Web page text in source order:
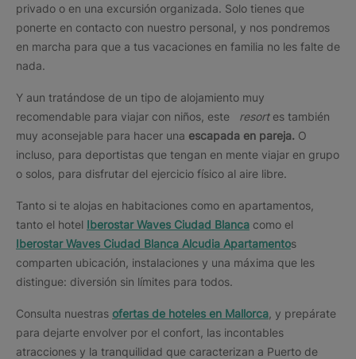
privado o en una excursión organizada. Solo tienes que
ponerte en contacto con nuestro personal, y nos pondremos
en marcha para que a tus vacaciones en familia no les falte de
nada.
Y aun tratándose de un tipo de alojamiento muy
recomendable para viajar con niños, este resortes también
muy aconsejable para hacer una escapada en pareja. O
incluso, para deportistas que tengan en mente viajar en grupo
o solos, para disfrutar del ejercicio físico al aire libre.
Tanto si te alojas en habitaciones como en apartamentos,
tanto el hotel Iberostar Waves Ciudad Blanca como el
Iberostar Waves Ciudad Blanca Alcudia Apartamentos
comparten ubicación, instalaciones y una máxima que les
distingue: diversión sin límites para todos.
Consulta nuestras ofertas de hoteles en Mallorca , y prepárate
para dejarte envolver por el confort, las incontables
atracciones y la tranquilidad que caracterizan a Puerto de